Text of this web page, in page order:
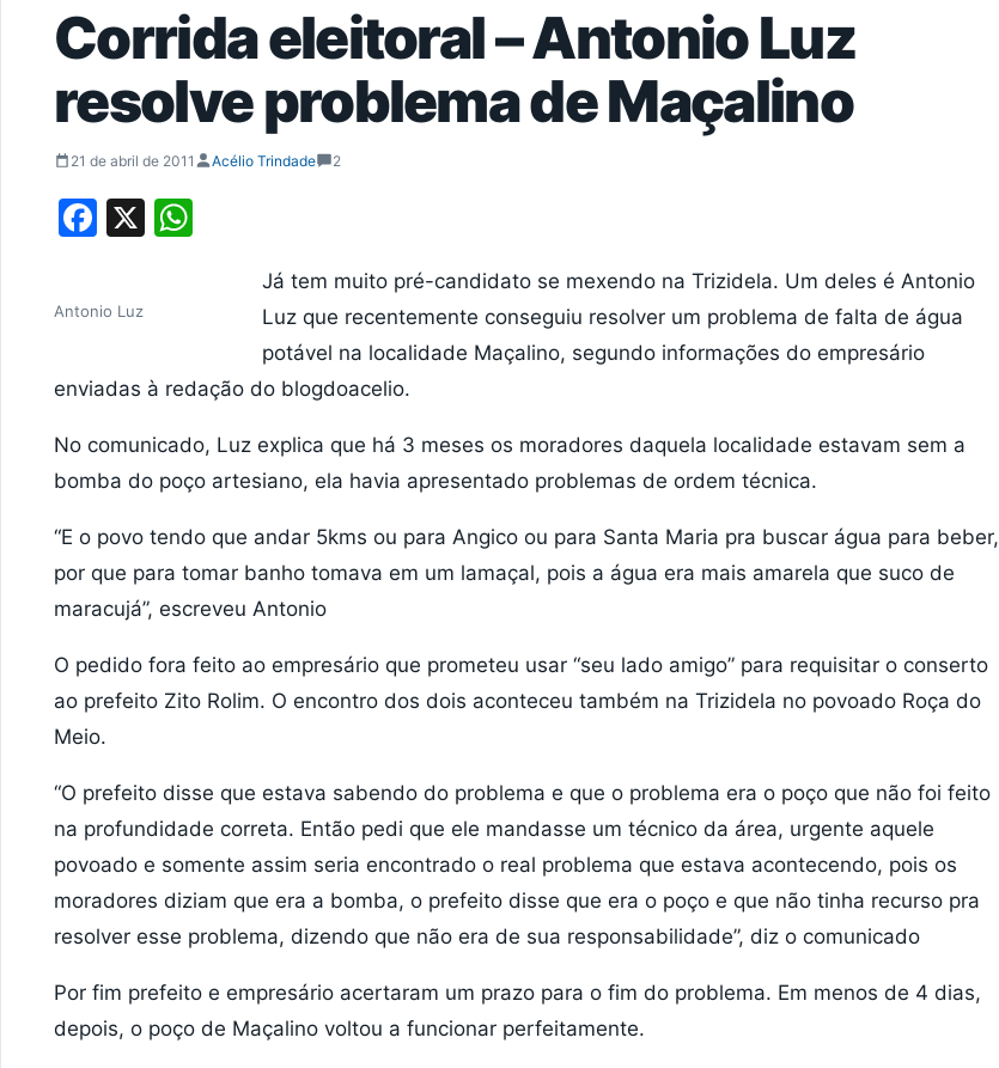
Corrida eleitoral – Antonio Luz
resolve problema de Maçalino
21 de abril de 2011 Acélio Trindade 2
Facebook
X
Antonio Luz
Já tem muito pré-candidato se mexendo na Trizidela. Um deles é Antonio
Luz que recentemente conseguiu resolver um problema de falta de água
potável na localidade Maçalino, segundo informações do empresário
enviadas à redação do blogdoacelio.
No comunicado, Luz explica que há 3 meses os moradores daquela localidade estavam sem a
bomba do poço artesiano, ela havia apresentado problemas de ordem técnica.
“E o povo tendo que andar 5kms ou para Angico ou para Santa Maria pra buscar água para beber,
por que para tomar banho tomava em um lamaçal, pois a água era mais amarela que suco de
maracujá”, escreveu Antonio
O pedido fora feito ao empresário que prometeu usar “seu lado amigo” para requisitar o conserto
ao prefeito Zito Rolim. O encontro dos dois aconteceu também na Trizidela no povoado Roça do
Meio.
“O prefeito disse que estava sabendo do problema e que o problema era o poço que não foi feito
na profundidade correta. Então pedi que ele mandasse um técnico da área, urgente aquele
povoado e somente assim seria encontrado o real problema que estava acontecendo, pois os
moradores diziam que era a bomba, o prefeito disse que era o poço e que não tinha recurso pra
resolver esse problema, dizendo que não era de sua responsabilidade”, diz o comunicado
Por fim prefeito e empresário acertaram um prazo para o fim do problema. Em menos de 4 dias,
depois, o poço de Maçalino voltou a funcionar perfeitamente.